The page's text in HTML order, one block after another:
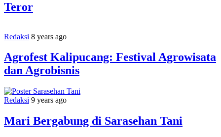
Teror
Redaksi 8 years ago
Agrofest Kalipucang: Festival Agrowisata
dan Agrobisnis
Redaksi 9 years ago
Mari Bergabung di Sarasehan Tani